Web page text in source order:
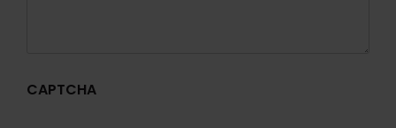
CAPTCHA